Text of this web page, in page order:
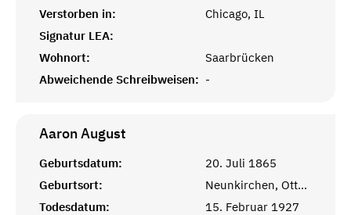
Verstorben in:
Chicago, IL
Signatur LEA:
Wohnort:
Saarbrücken
Abweichende Schreibweisen: -
AaronAugust
Geburtsdatum:
20. Juli 1865
Geburtsort:
Neunkirchen, Ottweiler
Todesdatum:
15. Februar 1927